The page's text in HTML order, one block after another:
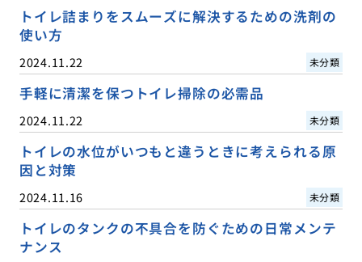
トイレ詰まりをスムーズに解決するための洗剤の
使い方
2024.11.22 未分類
手軽に清潔を保つトイレ掃除の必需品
2024.11.22 未分類
トイレの水位がいつもと違うときに考えられる原
因と対策
2024.11.16 未分類
トイレのタンクの不具合を防ぐための日常メンテ
ナンス